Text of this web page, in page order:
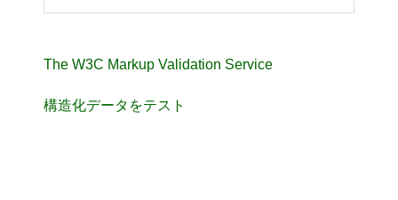
The W3C Markup Validation Service
構造化データをテスト